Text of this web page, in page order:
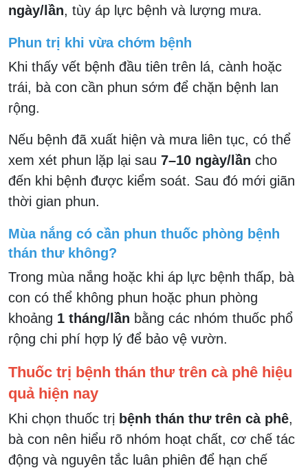
ngày/lần, tùy áp lực bệnh và lượng mưa.
Phun trị khi vừa chớm bệnh
Khi thấy vết bệnh đầu tiên trên lá, cành hoặc
trái, bà con cần phun sớm để chặn bệnh lan
rộng.
Nếu bệnh đã xuất hiện và mưa liên tục, có thể
xem xét phun lặp lại sau 7–10 ngày/lần cho
đến khi bệnh được kiểm soát. Sau đó mới giãn
thời gian phun.
Mùa nắng có cần phun thuốc phòng bệnh
thán thư không?
Trong mùa nắng hoặc khi áp lực bệnh thấp, bà
con có thể không phun hoặc phun phòng
khoảng 1 tháng/lần bằng các nhóm thuốc phổ
rộng chi phí hợp lý để bảo vệ vườn.
Thuốc trị bệnh thán thư trên cà phê hiệu
quả hiện nay
Khi chọn thuốc trị bệnh thán thư trên cà phê,
bà con nên hiểu rõ nhóm hoạt chất, cơ chế tác
động và nguyên tắc luân phiên để hạn chế